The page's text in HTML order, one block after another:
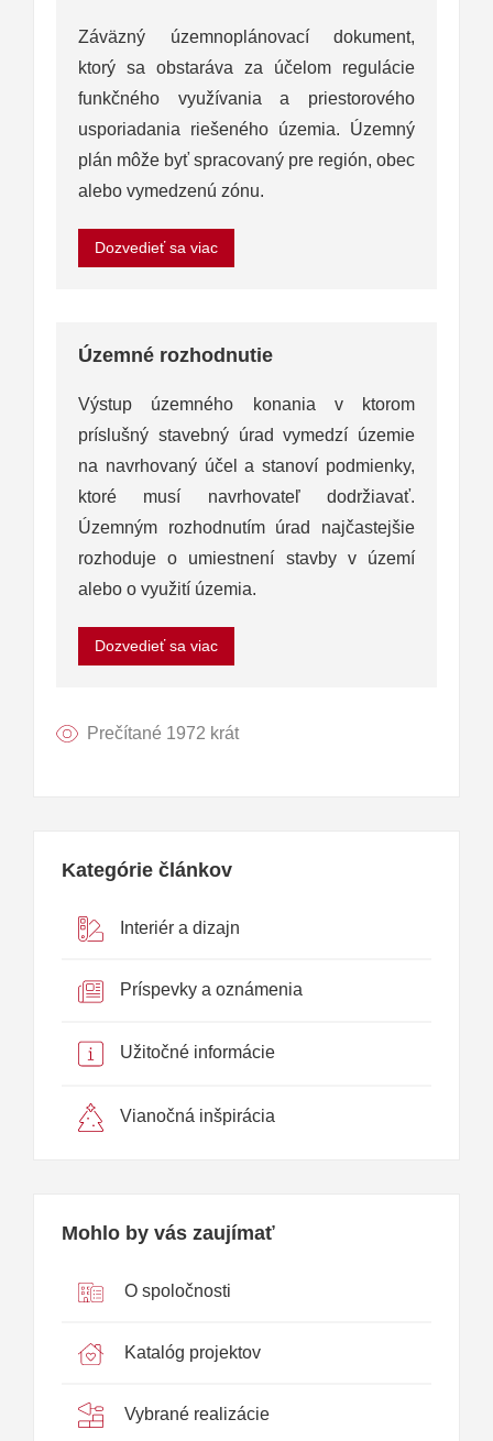
Záväzný územnoplánovací dokument,
ktorý sa obstaráva za účelom regulácie
funkčného využívania a priestorového
usporiadania riešeného územia. Územný
plán môže byť spracovaný pre región, obec
alebo vymedzenú zónu.
Dozvedieť sa viac
Územné rozhodnutie
Výstup územného konania v ktorom
príslušný stavebný úrad vymedzí územie
na navrhovaný účel a stanoví podmienky,
ktoré musí navrhovateľ dodržiavať.
Územným rozhodnutím úrad najčastejšie
rozhoduje o umiestnení stavby v území
alebo o využití územia.
Dozvedieť sa viac
Prečítané 1972 krát
Kategórie článkov
Interiér a dizajn
Príspevky a oznámenia
Užitočné informácie
Vianočná inšpirácia
Mohlo by vás zaujímať
O spoločnosti
Katalóg projektov
Vybrané realizácie